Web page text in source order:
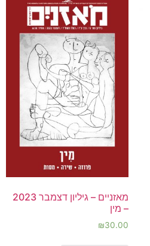
מאזניים – גיליון דצמבר 2023
– מין
₪30.00